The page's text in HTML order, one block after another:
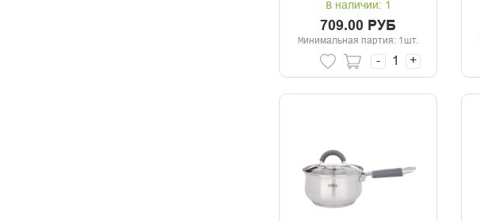
В наличии: 1
709.00 РУБ
Минимальная партия: 1шт.
- +